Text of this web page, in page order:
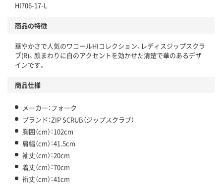
HI706-17-L
商品の特徴
華やかさで人気のワコールHIコレクション、レディスジップスクラ
ブ(R)。顔まわりに白のアクセントを効かせた清楚で華のあるデザ
インです。
商品仕様
メーカー：フォーク
ブランド：ZIP SCRUB（ジップスクラブ）
胸囲（cm）：102cm
肩幅（cm）：41.5cm
袖丈（cm）：20cm
着丈（cm）：70cm
裄丈（cm）：41cm